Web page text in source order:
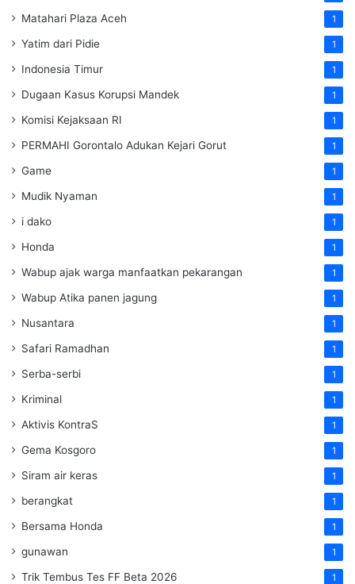
Matahari Plaza Aceh 1
Yatim dari Pidie 1
Indonesia Timur 1
Dugaan Kasus Korupsi Mandek 1
Komisi Kejaksaan RI 1
PERMAHI Gorontalo Adukan Kejari Gorut 1
Game 1
Mudik Nyaman 1
i dako 1
Honda 1
Wabup ajak warga manfaatkan pekarangan 1
Wabup Atika panen jagung 1
Nusantara 1
Safari Ramadhan 1
Serba-serbi 1
Kriminal 1
Aktivis KontraS 1
Gema Kosgoro 1
Siram air keras 1
berangkat 1
Bersama Honda 1
gunawan 1
Trik Tembus Tes FF Beta 2026 1